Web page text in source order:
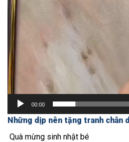
00:00
Những dịp nên tặng tranh chân
Quà mừng sinh nhật bé